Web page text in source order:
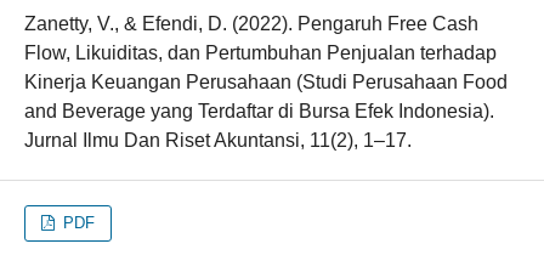
Zanetty, V., & Efendi, D. (2022). Pengaruh Free Cash
Flow, Likuiditas, dan Pertumbuhan Penjualan terhadap
Kinerja Keuangan Perusahaan (Studi Perusahaan Food
and Beverage yang Terdaftar di Bursa Efek Indonesia).
Jurnal Ilmu Dan Riset Akuntansi, 11(2), 1–17.
PDF